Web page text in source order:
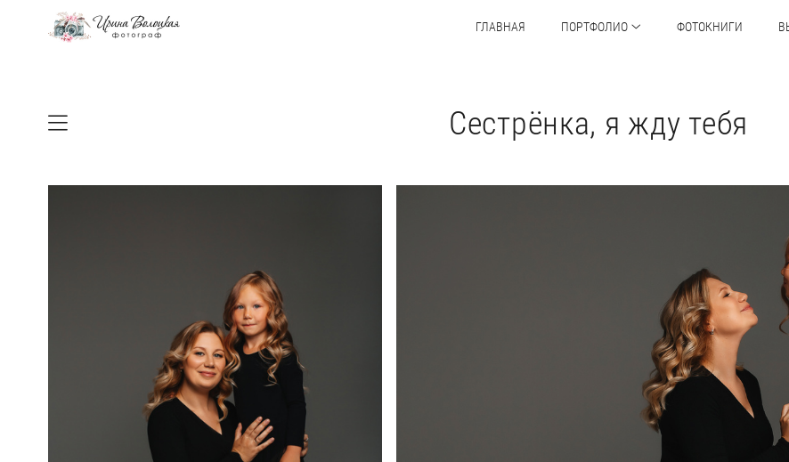
ГЛАВНАЯ ПОРТФОЛИО ФОТОКНИГИ
Сестрёнка, я жду тебя